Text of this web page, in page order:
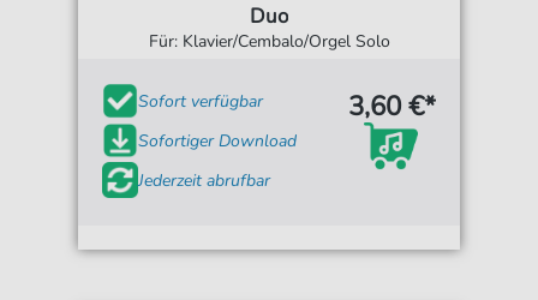
Duo
Für: Klavier/Cembalo/Orgel Solo
Sofort verfügbar
Sofortiger Download
Jederzeit abrufbar
3,60 €*